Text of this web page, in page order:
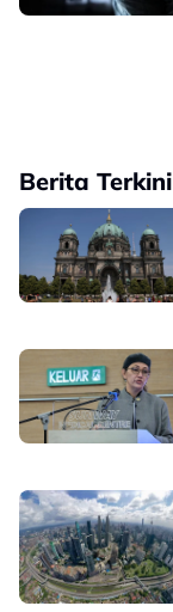
Berita Terkini